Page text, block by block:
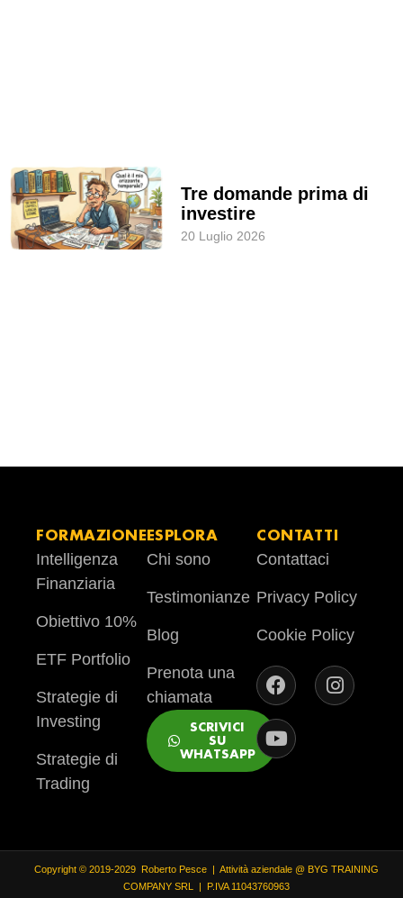
Tre domande prima di
investire
20 Luglio 2026
FORMAZIONE
Intelligenza
Finanziaria
Obiettivo 10%
ETF Portfolio
Strategie di
Investing
Strategie di
Trading
ESPLORA
Chi sono
Testimonianze
Blog
Prenota una
chiamata
SCRIVICI
SU
WHATSAPP
CONTATTI
Contattaci
Privacy Policy
Cookie Policy
Copyright © 2019-2029 Roberto Pesce | Attività aziendale @ BYG TRAINING
COMPANY SRL | P.IVA 11043760963